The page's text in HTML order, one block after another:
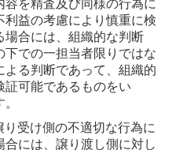
容を精査及び同様の行為に
利益の考慮により慎重に検
場合には、組織的な判断
下での一担当者限りではな
よる判断であって、組織的
証可能であるものをい
り受け側の不適切な行為に
には、譲り渡し側に対し